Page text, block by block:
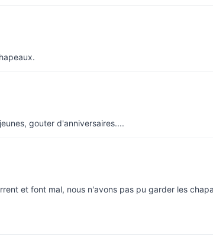
gouter d'anniversaires....
et font mal, nous n'avons pas pu garder les